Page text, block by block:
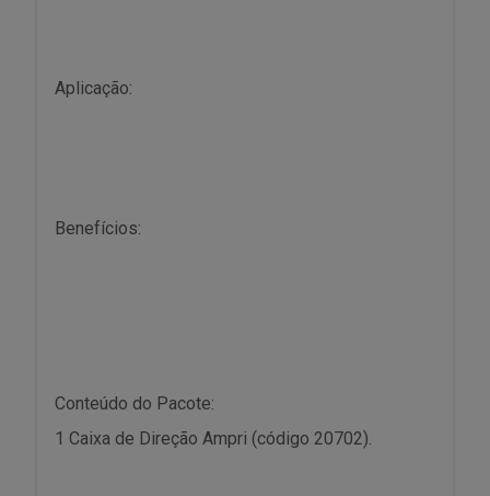
Aplicação:
Benefícios:
Conteúdo do Pacote:
1 Caixa de Direção Ampri (código 20702).